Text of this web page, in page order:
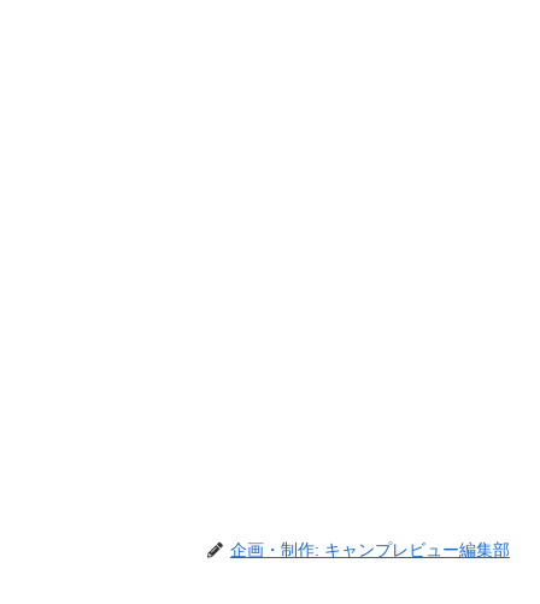
企画・制作: キャンプレビュー編集部